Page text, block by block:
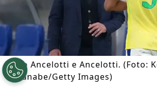
Carlo Ancelotti e Ancelotti. (Foto:
Watanabe/Getty Images)